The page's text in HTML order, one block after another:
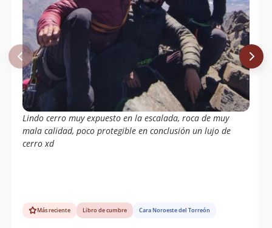
Lindo cerro muy expuesto en la escalada, roca de muy
mala calidad, poco protegible en conclusión un lujo de
cerro xd
Más reciente Libro de cumbre Cara Noroeste del Torreón